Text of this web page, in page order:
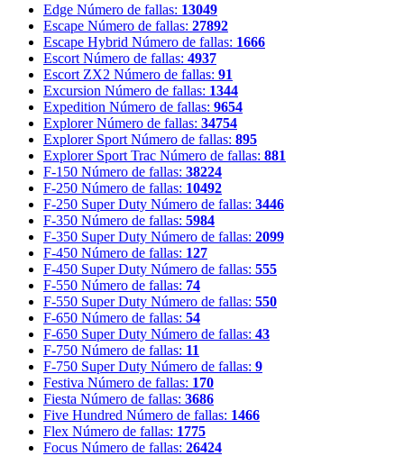
Edge Número de fallas: 13049
Escape Número de fallas: 27892
Escape Hybrid Número de fallas: 1666
Escort Número de fallas: 4937
Escort ZX2 Número de fallas: 91
Excursion Número de fallas: 1344
Expedition Número de fallas: 9654
Explorer Número de fallas: 34754
Explorer Sport Número de fallas: 895
Explorer Sport Trac Número de fallas: 881
F-150 Número de fallas: 38224
F-250 Número de fallas: 10492
F-250 Super Duty Número de fallas: 3446
F-350 Número de fallas: 5984
F-350 Super Duty Número de fallas: 2099
F-450 Número de fallas: 127
F-450 Super Duty Número de fallas: 555
F-550 Número de fallas: 74
F-550 Super Duty Número de fallas: 550
F-650 Número de fallas: 54
F-650 Super Duty Número de fallas: 43
F-750 Número de fallas: 11
F-750 Super Duty Número de fallas: 9
Festiva Número de fallas: 170
Fiesta Número de fallas: 3686
Five Hundred Número de fallas: 1466
Flex Número de fallas: 1775
Focus Número de fallas: 26424